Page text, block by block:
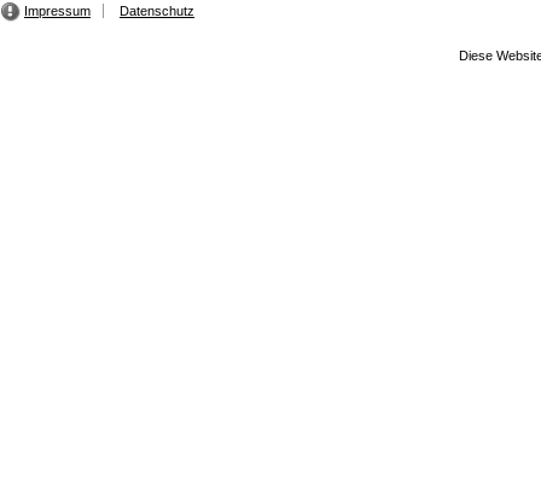
Impressum Datenschutz
Diese